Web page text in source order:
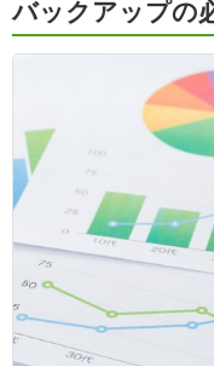
バックアップの